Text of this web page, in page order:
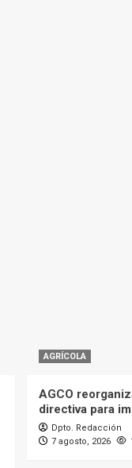
AGRÍCOLA
AGCO
directiva para
Dpto. Redacción
7 agosto, 2026